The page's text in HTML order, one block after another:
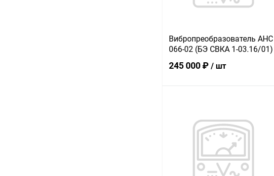
Вибропреобразователь АНС
066-02 (БЭ СВКА 1-03.16/01)
245 000 ₽ / шт
Купить в 1 клик К сравнению